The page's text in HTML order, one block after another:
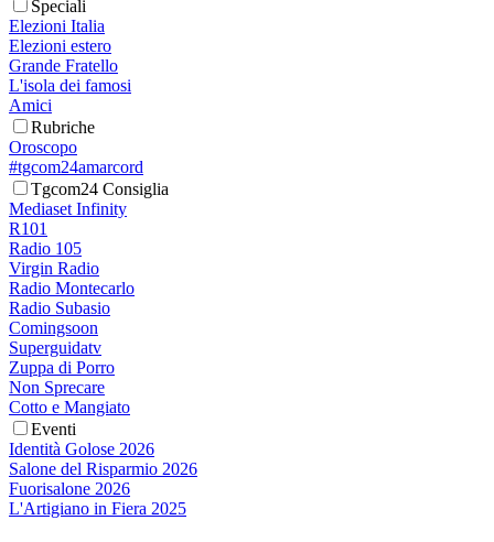
Speciali
Elezioni Italia
Elezioni estero
Grande Fratello
L'isola dei famosi
Amici
Rubriche
Oroscopo
#tgcom24amarcord
Tgcom24 Consiglia
Mediaset Infinity
R101
Radio 105
Virgin Radio
Radio Montecarlo
Radio Subasio
Comingsoon
Superguidatv
Zuppa di Porro
Non Sprecare
Cotto e Mangiato
Eventi
Identità Golose 2026
Salone del Risparmio 2026
Fuorisalone 2026
L'Artigiano in Fiera 2025